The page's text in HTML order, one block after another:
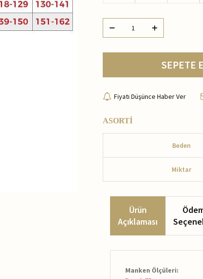
SEPETE
Fiyatı Düşünce Haber Ver
ASORTİ
Beden
Miktar
Ürün
Açıklaması
Manken Ölçüleri: